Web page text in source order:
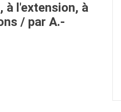
à l'extension, à
/ par A.-